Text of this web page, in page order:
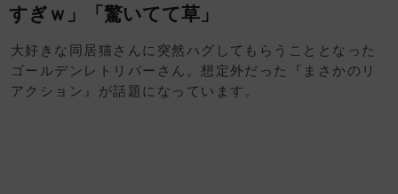
すぎｗ」「驚いてて草」
大好きな同居猫さんに突然ハグしてもらうこととなった
ゴールデンレトリバーさん。想定外だった『まさかのリ
アクション』が話題になっています。